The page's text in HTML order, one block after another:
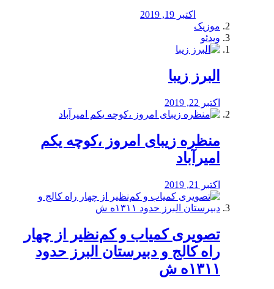
اکتبر 19, 2019
موزیک
ویدئو
البرز زیبا
اکتبر 22, 2019
منظره‌‌ زیبای امروز ،کوچه یکم
امیرآباد
اکتبر 21, 2019
️تصویری کمیاب و کم‌نظیر از چهار
راه كالج و دبيرستان البرز حدود
۱۳۱۱ه ش